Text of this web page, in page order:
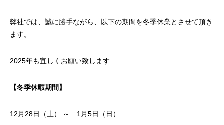
弊社では、誠に勝手ながら、以下の期間を冬季休業とさせて頂き
ます。
2025年も宜しくお願い致します
【冬季休暇期間】
12月28日（土） ～ 1月5日（日）